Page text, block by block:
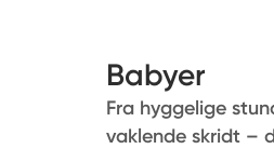
Babyer
Fra hyggelige
vaklende skridt –